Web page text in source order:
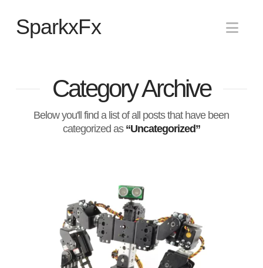
SparkxFx
Category Archive
Below you'll find a list of all posts that have been
categorized as “Uncategorized”